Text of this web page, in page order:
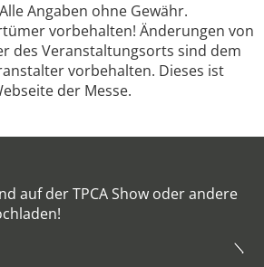
Alle Angaben ohne Gewähr.
vorbehalten! Änderungen von
des Veranstaltungsorts sind dem
vorbehalten. Dieses ist
der Messe.
auf der TPCA Show oder andere